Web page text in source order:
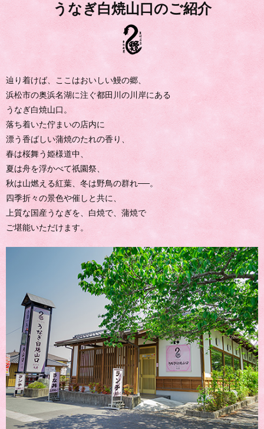
うなぎ白焼山口のご紹介
辿り着けば、ここはおいしい鰻の郷、
浜松市の奥浜名湖に注ぐ都田川の川岸にある
うなぎ白焼山口。
落ち着いた佇まいの店内に
漂う香ばしい蒲焼のたれの香り、
春は桜舞う姫様道中、
夏は舟を浮かべて祇園祭、
秋は山燃える紅葉、冬は野鳥の群れ──。
四季折々の景色や催しと共に、
上質な国産うなぎを、白焼で、蒲焼で
ご堪能いただけます。